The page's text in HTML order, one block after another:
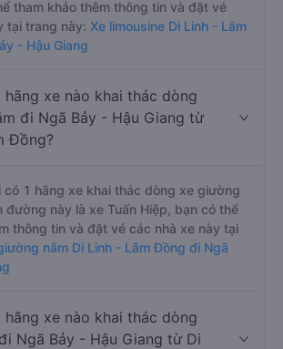
tham khảo thêm thông tin và đặt vé
tại trang này: Xe limousine Di Linh - Lâm
- Hậu Giang
hãng xe nào khai thác dòng
đi Ngã Bảy - Hậu Giang từ
Đồng?
có 1 hãng xe khai thác dòng xe giường
đường này là xe Tuấn Hiệp, bạn có thể
thông tin và đặt vé các nhà xe này tại
nằm Di Linh - Lâm Đồng đi Ngã
hãng xe nào khai thác dòng
Ngã Bảy - Hậu Giang từ Di